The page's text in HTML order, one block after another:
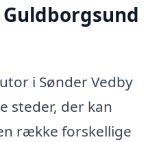
i Sønder Vedby
steder, der kan
række forskellige